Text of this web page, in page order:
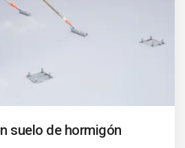
suelo de hormigón